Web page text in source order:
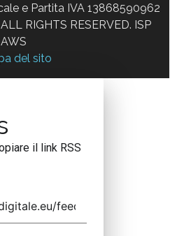
e Partita IVA 13868590962
RIGHTS RESERVED. ISP
AWS
del sito
il link RSS